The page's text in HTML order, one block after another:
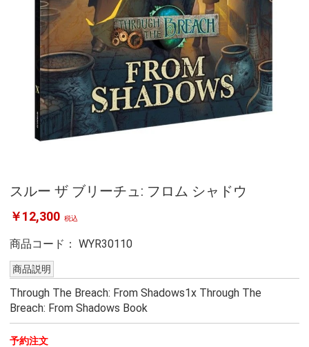
スルー ザ ブリーチュ: フロム シャドウ
￥12,300 税込
商品コード： WYR30110
商品説明
Through The Breach: From Shadows1x Through The
Breach: From Shadows Book
予約注文